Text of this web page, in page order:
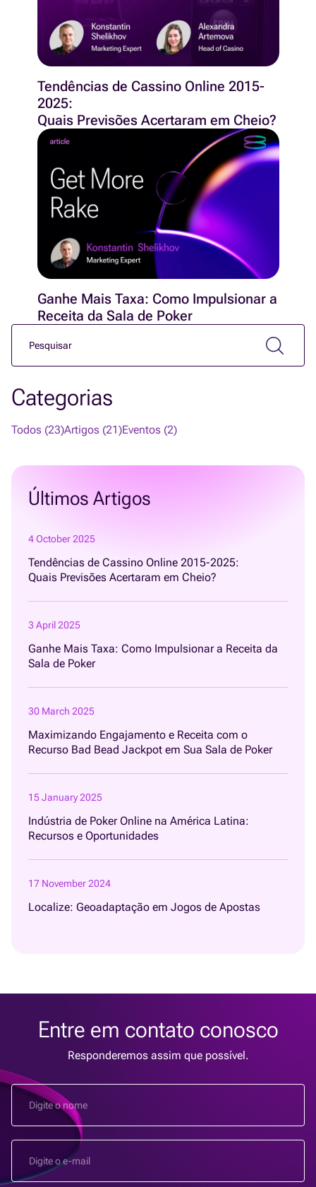
Tendências de Cassino Online 2015-
2025:
Quais Previsões Acertaram em Cheio?
Ganhe Mais Taxa: Como Impulsionar a
Receita da Sala de Poker
Categorias
Todos (23)Artigos (21)Eventos (2)
Últimos Artigos
4 October 2025
Tendências de Cassino Online 2015-2025:
Quais Previsões Acertaram em Cheio?
3 April 2025
Ganhe Mais Taxa: Como Impulsionar a Receita da
Sala de Poker
30 March 2025
Maximizando Engajamento e Receita com o
Recurso Bad Bead Jackpot em Sua Sala de Poker
15 January 2025
Indústria de Poker Online na América Latina:
Recursos e Oportunidades
17 November 2024
Localize: Geoadaptação em Jogos de Apostas
Entre em contato conosco
Responderemos assim que possível.